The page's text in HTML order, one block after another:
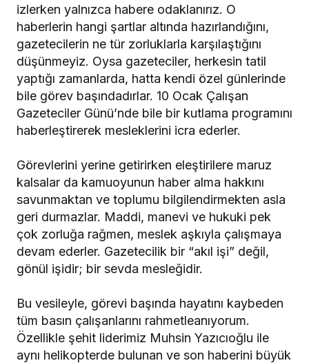
izlerken yalnızca habere odaklanırız. O
haberlerin hangi şartlar altında hazırlandığını,
gazetecilerin ne tür zorluklarla karşılaştığını
düşünmeyiz. Oysa gazeteciler, herkesin tatil
yaptığı zamanlarda, hatta kendi özel günlerinde
bile görev başındadırlar. 10 Ocak Çalışan
Gazeteciler Günü’nde bile bir kutlama programını
haberleştirerek mesleklerini icra ederler.
Görevlerini yerine getirirken eleştirilere maruz
kalsalar da kamuoyunun haber alma hakkını
savunmaktan ve toplumu bilgilendirmekten asla
geri durmazlar. Maddi, manevi ve hukuki pek
çok zorluğa rağmen, meslek aşkıyla çalışmaya
devam ederler. Gazetecilik bir “akıl işi” değil,
gönül işidir; bir sevda mesleğidir.
Bu vesileyle, görevi başında hayatını kaybeden
tüm basın çalışanlarını rahmetleanıyorum.
Özellikle şehit liderimiz Muhsin Yazıcıoğlu ile
aynı helikopterde bulunan ve son haberini büyük